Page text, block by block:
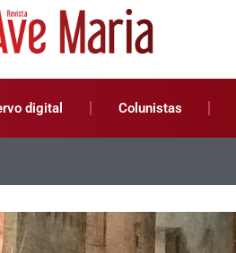
digital Colunistas